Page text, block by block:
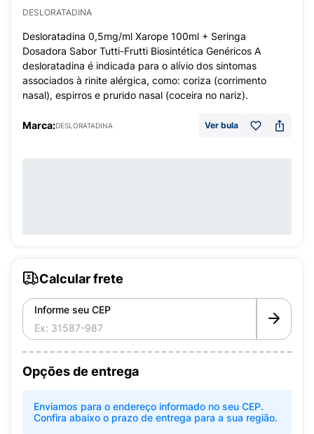
DESLORATADINA
Desloratadina 0,5mg/ml Xarope 100ml + Seringa
Dosadora Sabor Tutti-Frutti Biosintética Genéricos A
desloratadina é indicada para o alívio dos sintomas
associados à rinite alérgica, como: coriza (corrimento
nasal), espirros e prurido nasal (coceira no nariz).
Marca:DESLORATADINA Ver bula
Calcular frete
Informe seu CEP
Opções de entrega
Enviamos para o endereço informado no seu CEP.
Confira abaixo o prazo de entrega para a sua região.